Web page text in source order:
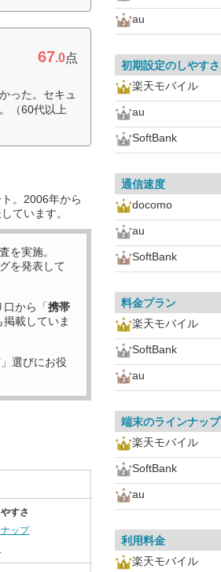
67.0点
った。セキュ
（60代以上
。2006年から
ています。
を実施。
を発表して
から「携帯
載していま
」選びにお役
すさ
ップ
au
初期設定のしやすさ
楽天モバイル
au
SoftBank
通信速度
docomo
au
SoftBank
料金プラン
楽天モバイル
SoftBank
au
端末のラインナップ
楽天モバイル
SoftBank
au
利用料金
楽天モバイル